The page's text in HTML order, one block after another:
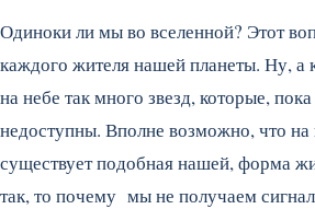
Одиноки ли мы во вселенной? Этот
каждого жителя нашей планеты. Ну, а
на небе так много звезд, которые,
недоступны. Вполне возможно, что на
существует подобная нашей, форма
так, то почему мы не получаем